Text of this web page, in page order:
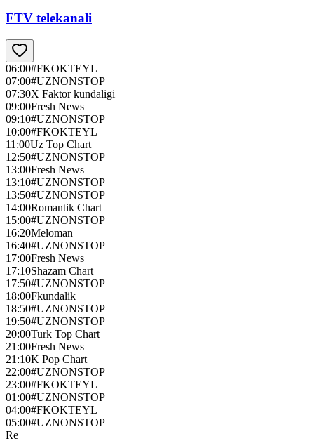
FTV telekanali
06:00#FKOKTEYL
07:00#UZNONSTOP
07:30X Faktor kundaligi
09:00Fresh News
09:10#UZNONSTOP
10:00#FKOKTEYL
11:00Uz Top Chart
12:50#UZNONSTOP
13:00Fresh News
13:10#UZNONSTOP
13:50#UZNONSTOP
14:00Romantik Chart
15:00#UZNONSTOP
16:20Meloman
16:40#UZNONSTOP
17:00Fresh News
17:10Shazam Chart
17:50#UZNONSTOP
18:00Fkundalik
18:50#UZNONSTOP
19:50#UZNONSTOP
20:00Turk Top Chart
21:00Fresh News
21:10K Pop Chart
22:00#UZNONSTOP
23:00#FKOKTEYL
01:00#UZNONSTOP
04:00#FKOKTEYL
05:00#UZNONSTOP
Re